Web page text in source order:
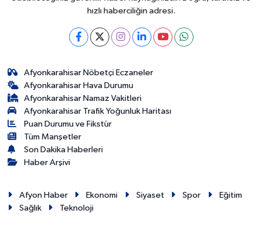
hızlı haberciliğin adresi.
Afyonkarahisar Nöbetçi Eczaneler
Afyonkarahisar Hava Durumu
Afyonkarahisar Namaz Vakitleri
Afyonkarahisar Trafik Yoğunluk Haritası
Puan Durumu ve Fikstür
Tüm Manşetler
Son Dakika Haberleri
Haber Arşivi
Afyon Haber Ekonomi Siyaset Spor
Eğitim
Sağlık
Teknoloji